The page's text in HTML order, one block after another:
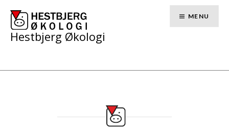
content
Hestbjerg Økologi
MENU